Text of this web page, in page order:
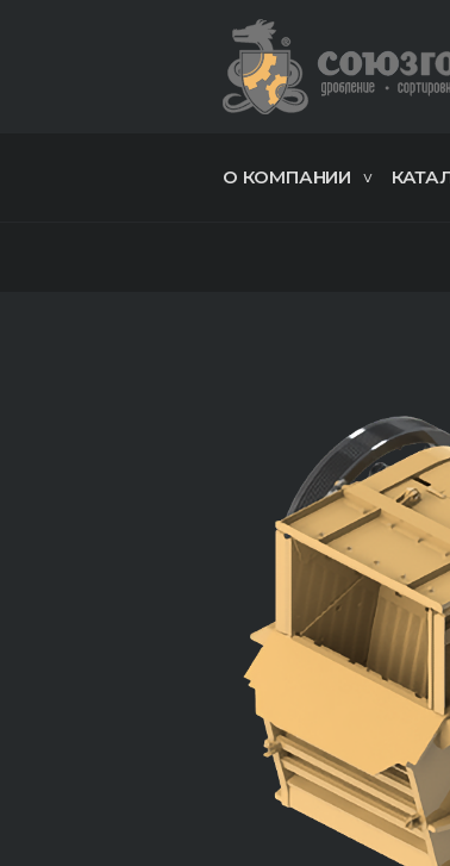
О КОМПАНИИ